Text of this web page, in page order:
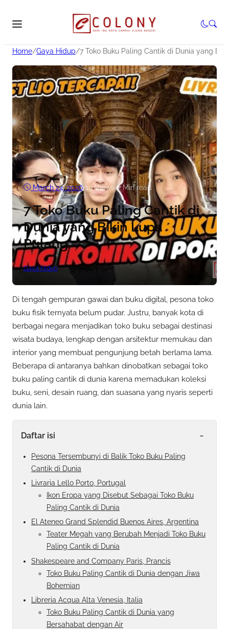
Home/Gaya Hidup/7 Toko Buku Paling Cantik di Dunia yang
March 24, 2026•19Views•7 Min read
7 Toko Buku Paling Cantik di
Dunia yang Bikin Lupa
Pulang
Gaya Hidup
Di tengah gempuran gawai dan buku digital, pesona toko
buku fisik ternyata belum pudar. Justru, banyak kota di
berbagai negara menjadikan toko buku sebagai destinasi
wisata budaya, lengkap dengan arsitektur memukau dan
interior yang membuat pengunjung betah berlama lama.
Beberapa di antaranya bahkan dinobatkan sebagai toko
buku paling cantik di dunia karena memadukan koleksi
buku, seni, desain ruang, dan suasana yang nyaris seperti
dunia lain.
Daftar isi -
Pesona Tersembunyi di Balik Toko Buku Paling
Cantik di Dunia
Livraria Lello Porto, Portugal
Ikon Eropa yang Disebut Sebagai Toko Buku
Paling Cantik di Dunia
El Ateneo Grand Splendid Buenos Aires, Argentina
Teater Megah yang Berubah Menjadi Toko Buku
Paling Cantik di Dunia
Shakespeare and Company Paris, Prancis
Toko Buku Paling Cantik di Dunia dengan Jiwa
Bohemian
Libreria Acqua Alta Venesia, Italia
Toko Buku Paling Cantik di Dunia yang
Bersahabat dengan Air